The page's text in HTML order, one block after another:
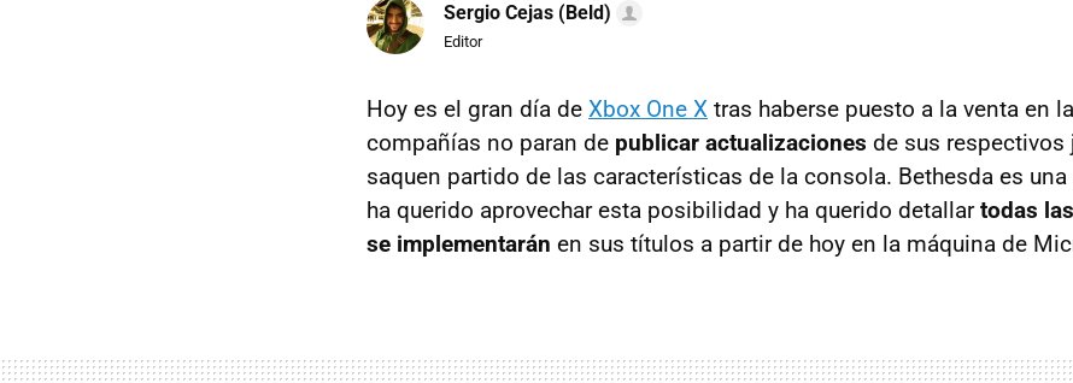
Sergio Cejas (Beld)
Editor
Hoy es el gran día de Xbox One X tras haberse puesto a la venta en
compañías no paran de publicar actualizaciones de sus respectivos
saquen partido de las características de la consola. Bethesda es
ha querido aprovechar esta posibilidad y ha querido detallartodas
se implementarán en sus títulos a partir de hoy en la máquina de